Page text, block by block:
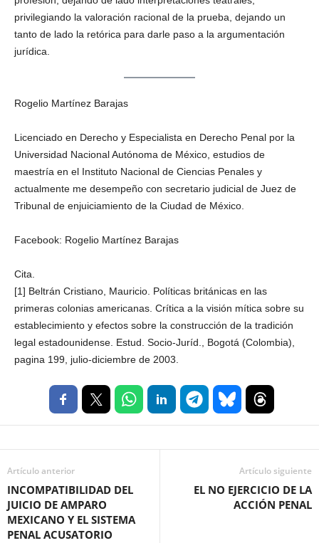
privilegiando la valoración racional de la prueba, dejando un
tanto de lado la retórica para darle paso a la argumentación
jurídica.
Rogelio Martínez Barajas
Licenciado en Derecho y Especialista en Derecho Penal por la
Universidad Nacional Autónoma de México, estudios de
maestría en el Instituto Nacional de Ciencias Penales y
actualmente me desempeño con secretario judicial de Juez de
Tribunal de enjuiciamiento de la Ciudad de México.
Facebook: Rogelio Martínez Barajas
Cita.
[1] Beltrán Cristiano, Mauricio. Políticas británicas en las
primeras colonias americanas. Crítica a la visión mítica sobre su
establecimiento y efectos sobre la construcción de la tradición
legal estadounidense. Estud. Socio-Juríd., Bogotá (Colombia),
pagina 199, julio-diciembre de 2003.
Artículo anterior
INCOMPATIBILIDAD DEL
JUICIO DE AMPARO
MEXICANO Y EL SISTEMA
PENAL ACUSATORIO
Artículo siguiente
EL NO EJERCICIO DE LA
ACCIÓN PENAL